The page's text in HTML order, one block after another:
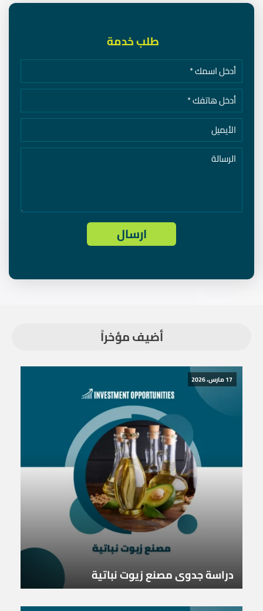
طلب خدمة
أضيف مؤخراً
17 مارس، 2026
دراسة جدوى مصنع زيوت نباتية